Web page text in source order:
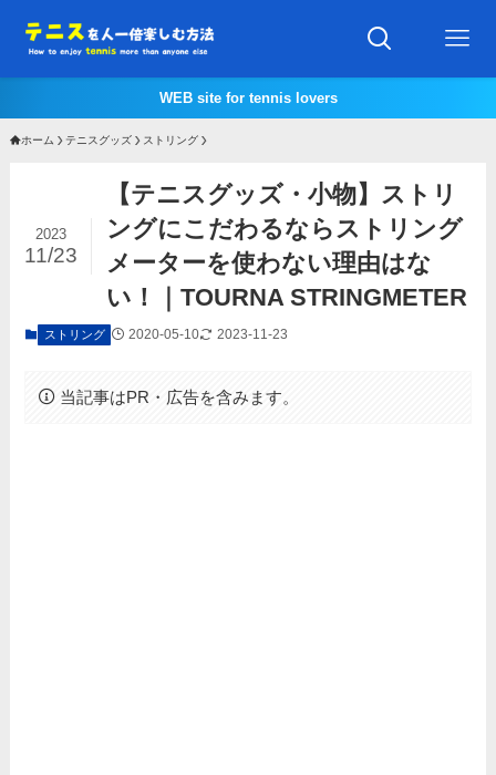
WEB site for tennis lovers
ホーム テニスグッズ ストリング
【テニスグッズ・小物】ストリ
ングにこだわるならストリング
メーターを使わない理由はな
い！｜TOURNA STRINGMETER
2023
11/23
ストリング 2020-05-10 2023-11-23
当記事はPR・広告を含みます。